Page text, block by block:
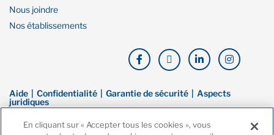
Nous joindre
Nos établissements
Aide Confidentialité Garantie de sécurité
Aspects
juridiques
© Droit d’auteur de Financière Oaken. Tous droits réservés. La Financière
En cliquant sur « Accepter tous les cookies », vous